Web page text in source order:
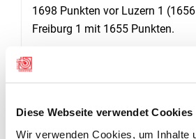
Diese Webseite verwendet Cookies
Wir verwenden Cookies, um Inhalte
1698 Punkten vor Luzern 1
Freiburg 1 mit 1655 Punkten.
gewann Thomas Kohler (BL 1)
Marcel Ochsner (ZH 1, 575